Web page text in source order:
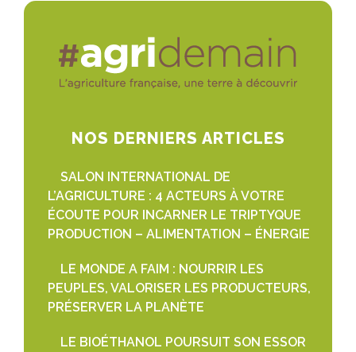
NOS DERNIERS ARTICLES
SALON INTERNATIONAL DE
L’AGRICULTURE : 4 ACTEURS À VOTRE
ÉCOUTE POUR INCARNER LE TRIPTYQUE
PRODUCTION – ALIMENTATION – ÉNERGIE
LE MONDE A FAIM : NOURRIR LES
PEUPLES, VALORISER LES PRODUCTEURS,
PRÉSERVER LA PLANÈTE
LE BIOÉTHANOL POURSUIT SON ESSOR